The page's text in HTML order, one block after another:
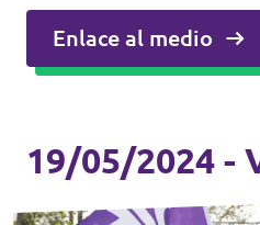
Enlace al medio
19/05/2024 -